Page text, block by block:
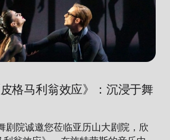
格马利翁效应》：沉浸于舞
剧院诚邀您莅临亚历山大剧院，欣